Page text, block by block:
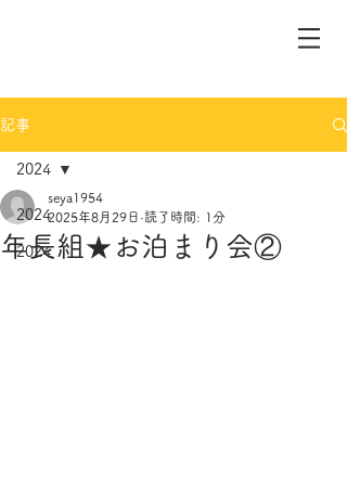
記事
2024
2024
2024
年長組★お泊まり会②
seya1954
2025年8月29日 読了時間: 1分